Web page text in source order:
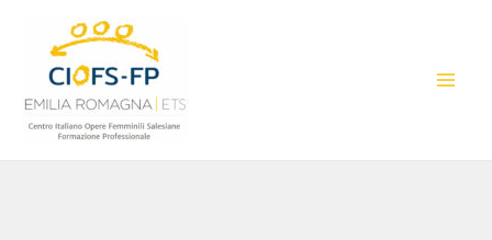
contenuto